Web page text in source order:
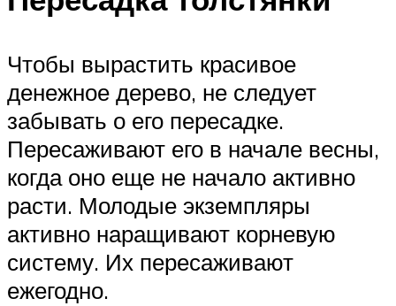
Чтобы вырастить красивое
денежное дерево, не следует
забывать о его пересадке.
Пересаживают его в начале весны,
когда оно еще не начало активно
расти. Молодые экземпляры
активно наращивают корневую
систему. Их пересаживают
ежегодно.